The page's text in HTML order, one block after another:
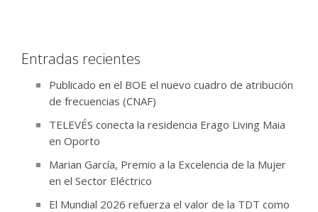
Entradas recientes
Publicado en el BOE el nuevo cuadro de atribución
de frecuencias (CNAF)
TELEVÉS conecta la residencia Erago Living Maia
en Oporto
Marian García, Premio a la Excelencia de la Mujer
en el Sector Eléctrico
El Mundial 2026 refuerza el valor de la TDT como